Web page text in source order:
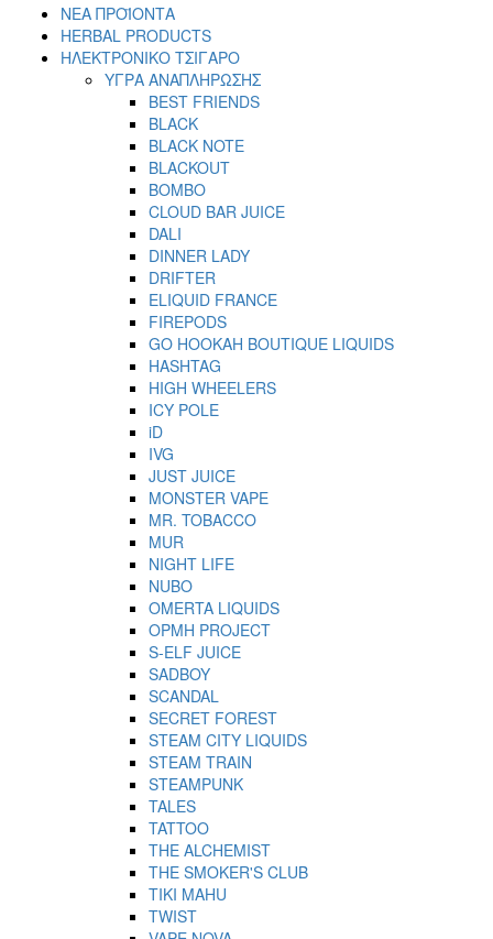
ΝΕΑ ΠΡΟΪΟΝΤΑ
HERBAL PRODUCTS
ΗΛΕΚΤΡΟΝΙΚΟ ΤΣΙΓΑΡΟ
ΥΓΡΑ ΑΝΑΠΛΗΡΩΣΗΣ
BEST FRIENDS
BLACK
BLACK NOTE
BLACKOUT
BOMBO
CLOUD BAR JUICE
DALI
DINNER LADY
DRIFTER
ELIQUID FRANCE
FIREPODS
GO HOOKAH BOUTIQUE LIQUIDS
HASHTAG
HIGH WHEELERS
ICY POLE
iD
IVG
JUST JUICE
MONSTER VAPE
MR. TOBACCO
MUR
NIGHT LIFE
NUBO
OMERTA LIQUIDS
OPMH PROJECT
S-ELF JUICE
SADBOY
SCANDAL
SECRET FOREST
STEAM CITY LIQUIDS
STEAM TRAIN
STEAMPUNK
TALES
TATTOO
THE ALCHEMIST
THE SMOKER'S CLUB
TIKI MAHU
TWIST